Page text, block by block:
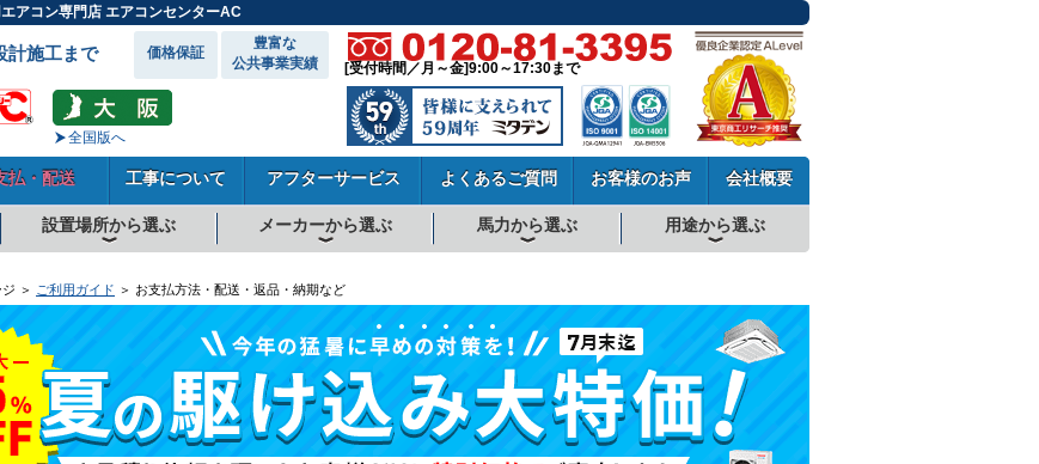
アコン専門店 エアコンセンターAC
計施工まで 価格保証
豊富な
公共事業実績
全国版へ
[受付時間／月～金]9:00～17:30まで
払・配送 工事について アフターサービス よくあるご質問 お客様のお声 会社概要
設置場所から選ぶ メーカーから選ぶ 馬力から選ぶ 用途から選ぶ
＞ ご利用ガイド ＞ お支払方法・配送・返品・納期など